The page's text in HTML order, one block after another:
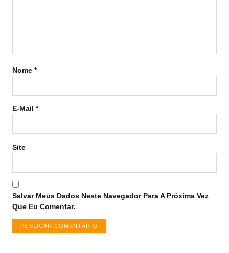
Nome *
E-Mail *
Site
Salvar Meus Dados Neste Navegador Para A Próxima Vez
Que Eu Comentar.